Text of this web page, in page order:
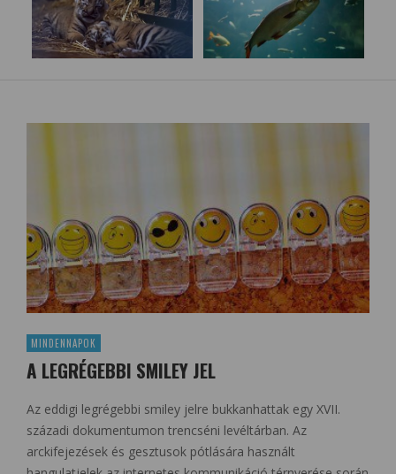
MINDENNAPOK
A LEGRÉGEBBI SMILEY JEL
Az eddigi legrégebbi smiley jelre bukkanhattak egy XVII.
századi dokumentumon trencséni levéltárban. Az
arckifejezések és gesztusok pótlására használt